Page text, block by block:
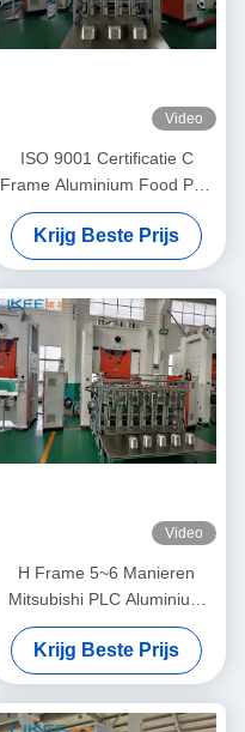
Video
ISO 9001 Certificatie C
Frame Aluminium Food Pan
Punch Machine
Krijg Beste Prijs
Video
H Frame 5~6 Manieren
Mitsubishi PLC Aluminium
Foil Tray Making Machine
Krijg Beste Prijs